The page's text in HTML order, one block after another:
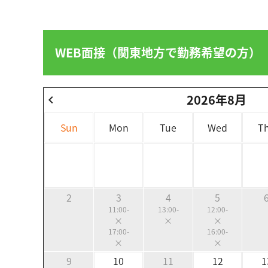
WEB面接（関東地方で勤務希望の方）
chevron_left 2026年8月
Sun
Mon Tue Wed
2 3
11:00-
×
17:00-
×
4
13:00-
×
5
12:00-
×
16:00-
×
6
9 10 11 12